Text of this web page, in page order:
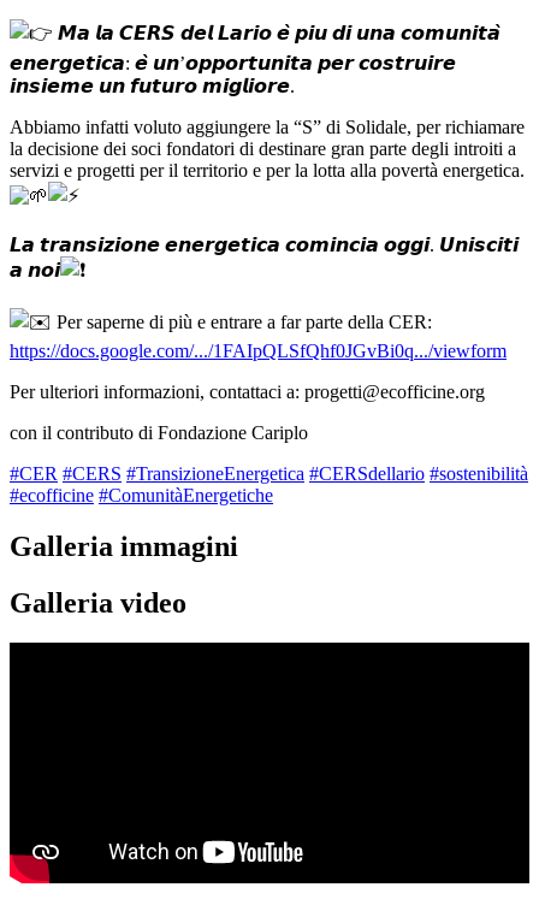
𝙈𝙖 𝙡𝙖 𝘾𝙀𝙍𝙎 𝙙𝙚𝙡 𝙇𝙖𝙧𝙞𝙤 𝙚̀ 𝙥𝙞𝙪 𝙙𝙞 𝙪𝙣𝙖 𝙘𝙤𝙢𝙪𝙣𝙞𝙩𝙖̀
𝙚𝙣𝙚𝙧𝙜𝙚𝙩𝙞𝙘𝙖: 𝙚̀ 𝙪𝙣’𝙤𝙥𝙥𝙤𝙧𝙩𝙪𝙣𝙞𝙩𝙖 𝙥𝙚𝙧 𝙘𝙤𝙨𝙩𝙧𝙪𝙞𝙧𝙚
𝙞𝙣𝙨𝙞𝙚𝙢𝙚 𝙪𝙣 𝙛𝙪𝙩𝙪𝙧𝙤 𝙢𝙞𝙜𝙡𝙞𝙤𝙧𝙚.
Abbiamo infatti voluto aggiungere la “S” di Solidale, per richiamare
la decisione dei soci fondatori di destinare gran parte degli introiti a
servizi e progetti per il territorio e per la lotta alla povertà energetica.
𝙇𝙖 𝙩𝙧𝙖𝙣𝙨𝙞𝙯𝙞𝙤𝙣𝙚 𝙚𝙣𝙚𝙧𝙜𝙚𝙩𝙞𝙘𝙖 𝙘𝙤𝙢𝙞𝙣𝙘𝙞𝙖 𝙤𝙜𝙜𝙞. 𝙐𝙣𝙞𝙨𝙘𝙞𝙩𝙞
𝙖 𝙣𝙤𝙞
Per saperne di più e entrare a far parte della CER:
https://docs.google.com/.../1FAIpQLSfQhf0JGvBi0q.../viewform
Per ulteriori informazioni, contattaci a: progetti@ecofficine.org
con il contributo di Fondazione Cariplo
#CER #CERS #TransizioneEnergetica #CERSdellario #sostenibilità
#ecofficine #ComunitàEnergetiche
Galleria immagini
Galleria video